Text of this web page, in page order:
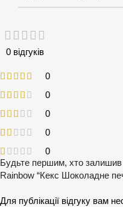
0 відгуків
0
0
0
0
0
Будьте першим, хто залишив
Rainbow “Кекс Шоколадне
Для публікації відгуку вам